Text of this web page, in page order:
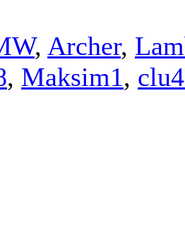
, Archer,
, Maksim1,